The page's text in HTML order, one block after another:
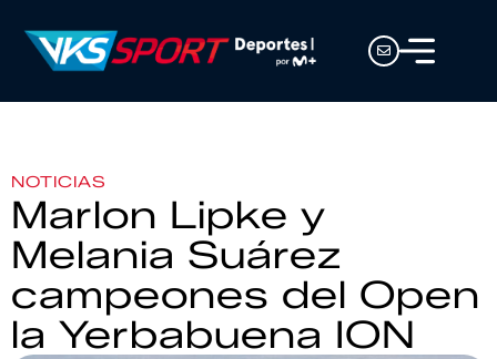
NOTICIAS
Marlon Lipke y
Melania Suárez
campeones del Open
la Yerbabuena ION